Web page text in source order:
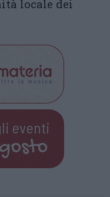
locale dei
eventi